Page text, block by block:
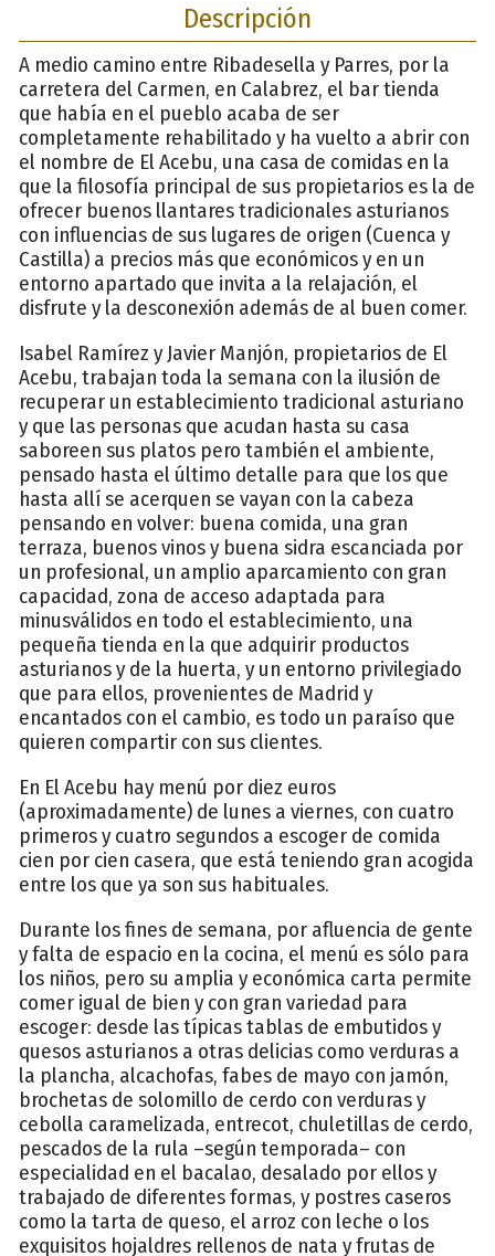
Descripción
A medio camino entre Ribadesella y Parres, por la
carretera del Carmen, en Calabrez, el bar tienda
que había en el pueblo acaba de ser
completamente rehabilitado y ha vuelto a abrir con
el nombre de El Acebu, una casa de comidas en la
que la filosofía principal de sus propietarios es la de
ofrecer buenos llantares tradicionales asturianos
con influencias de sus lugares de origen (Cuenca y
Castilla) a precios más que económicos y en un
entorno apartado que invita a la relajación, el
disfrute y la desconexión además de al buen comer.
Isabel Ramírez y Javier Manjón, propietarios de El
Acebu, trabajan toda la semana con la ilusión de
recuperar un establecimiento tradicional asturiano
y que las personas que acudan hasta su casa
saboreen sus platos pero también el ambiente,
pensado hasta el último detalle para que los que
hasta allí se acerquen se vayan con la cabeza
pensando en volver: buena comida, una gran
terraza, buenos vinos y buena sidra escanciada por
un profesional, un amplio aparcamiento con gran
capacidad, zona de acceso adaptada para
minusválidos en todo el establecimiento, una
pequeña tienda en la que adquirir productos
asturianos y de la huerta, y un entorno privilegiado
que para ellos, provenientes de Madrid y
encantados con el cambio, es todo un paraíso que
quieren compartir con sus clientes.
En El Acebu hay menú por diez euros
(aproximadamente) de lunes a viernes, con cuatro
primeros y cuatro segundos a escoger de comida
cien por cien casera, que está teniendo gran acogida
entre los que ya son sus habituales.
Durante los fines de semana, por afluencia de gente
y falta de espacio en la cocina, el menú es sólo para
los niños, pero su amplia y económica carta permite
comer igual de bien y con gran variedad para
escoger: desde las típicas tablas de embutidos y
quesos asturianos a otras delicias como verduras a
la plancha, alcachofas, fabes de mayo con jamón,
brochetas de solomillo de cerdo con verduras y
cebolla caramelizada, entrecot, chuletillas de cerdo,
pescados de la rula –según temporada– con
especialidad en el bacalao, desalado por ellos y
trabajado de diferentes formas, y postres caseros
como la tarta de queso, el arroz con leche o los
exquisitos hojaldres rellenos de nata y frutas de